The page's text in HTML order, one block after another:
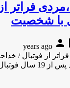
فراتر
با شخصیت
person
از فوتبال /
شخصیتاستیون